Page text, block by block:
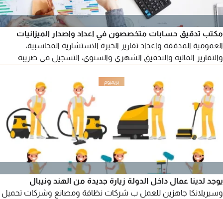
مكتب تدقيق حسابات متخصصون في اعداد واصدار الميزانيات
العمومية المدققة واعداد تقارير الخبرة الاستشارية المحاسبية،
والتقارير المالية والتدقيق الشهري والسنوي، التسجيل في ضريبة
اعتماد التقارير المالية من السفارات داخل الدولة، تسجيل العلامات
التجارية
يوجد لدينا عمال داخل الدولة زيارة جديدة من الهند ونيبال
وسيريلانكا جاهزين للعمل ب شركات نظافة ومصانع وشركات تحميل